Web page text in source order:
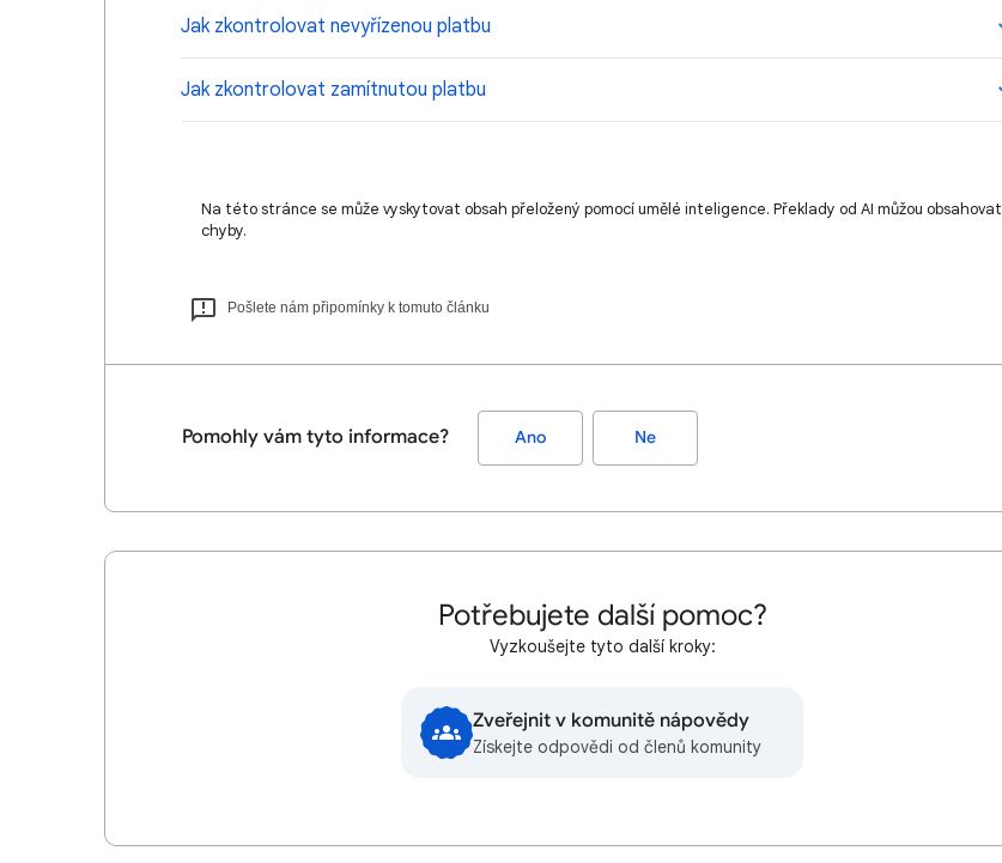
Jak zkontrolovat nevyřízenou platbu
Jak zkontrolovat zamítnutou platbu
Na této stránce se může vyskytovat obsah přeložený pomocí umělé inteligence. Překlady od AI můžou obsahovat
chyby.
Pošlete nám připomínky k tomuto článku
Pomohly vám tyto informace? Ano Ne
Potřebujete další pomoc?
Vyzkoušejte tyto další kroky:
Zveřejnit v komunitě nápovědy
Získejte odpovědi od členů komunity